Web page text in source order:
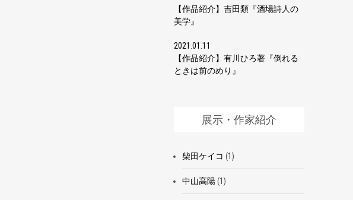
【作品紹介】吉田類『酒場詩人の
美学』
2021.01.11
【作品紹介】有川ひろ著『倒れる
ときは前のめり』
展示・作家紹介
柴田ケイコ (1)
中山高陽(1)